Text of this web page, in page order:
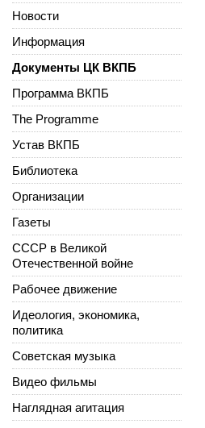
Новости
Информация
Документы ЦК ВКПБ
Программа ВКПБ
The Programme
Устав ВКПБ
Библиотека
Организации
Газеты
СССР в Великой
Отечественной войне
Рабочее движение
Идеология, экономика,
политика
Советская музыка
Видео фильмы
Наглядная агитация